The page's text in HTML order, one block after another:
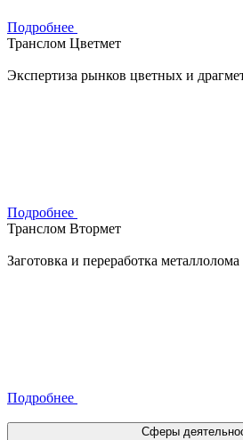
Подробнее
Транслом Цветмет
Экспертиза рынков цветных и
Подробнее
Транслом Втормет
Заготовка и переработка металлолома
Подробнее
Сферы